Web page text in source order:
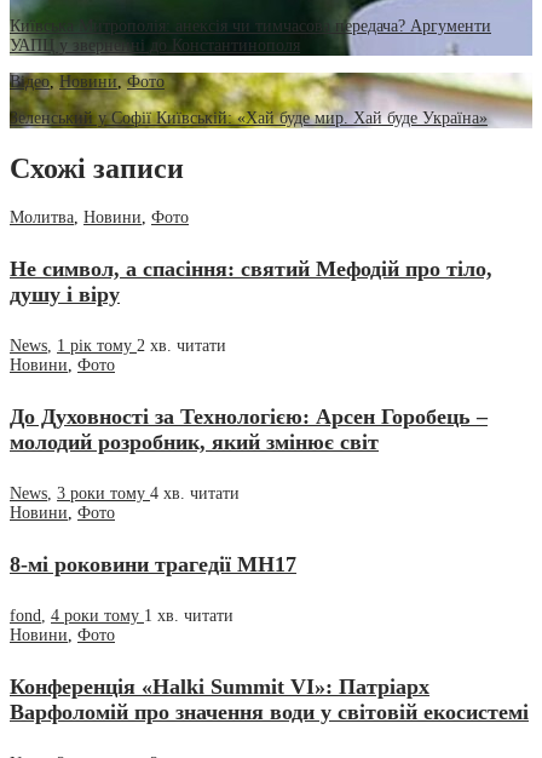
Київська Митрополія: анексія чи тимчасова передача? Аргументи
УАПЦ у зверненні до Константинополя
Відео,Новини, Фото
Зеленський у Софії Київській: «Хай буде мир. Хай буде Україна»
Схожі записи
Молитва, Новини, Фото
Не символ, а спасіння: святий Мефодій про тіло,
душу і віру
News, 1 рік тому 2 хв. читати
Новини, Фото
До Духовності за Технологією: Арсен Горобець –
молодий розробник, який змінює світ
News, 3 роки тому 4 хв. читати
Новини, Фото
8-мі роковини трагедії МН17
fond, 4 роки тому 1 хв. читати
Новини, Фото
Конференція «Halki Summit VI»: Патріарх
Варфоломій про значення води у світовій екосистемі